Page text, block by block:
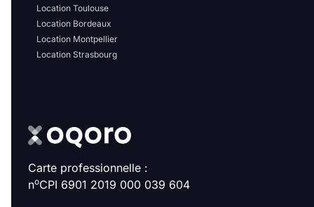
Location Toulouse
Location Bordeaux
Location Montpellier
Location Strasbourg
Carte professionnelle :
noCPI 6901 2019 000 039 604